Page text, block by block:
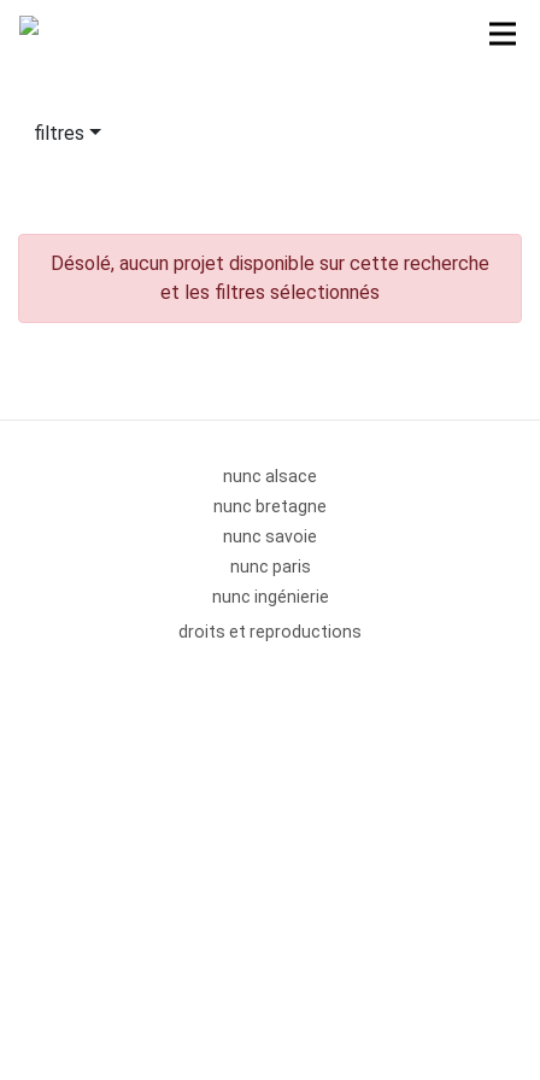
filtres
Désolé, aucun projet disponible sur cette recherche
et les filtres sélectionnés
nunc alsace
nunc bretagne
nunc savoie
nunc paris
nunc ingénierie
droits et reproductions